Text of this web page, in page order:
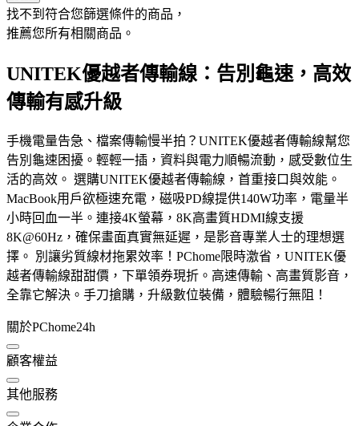
找不到符合您篩選條件的商品，
推薦您所有相關商品。
UNITEK優越者傳輸線：告別龜速，高效
傳輸有感升級
手機電量告急、檔案傳輸慢半拍？UNITEK優越者傳輸線幫您
告別龜速困擾。輕輕一插，資料與電力順暢流動，感受數位生
活的高效。 選購UNITEK優越者傳輸線，首重接口與效能。
MacBook用戶欲極速充電，磁吸PD線提供140W功率，電量半
小時回血一半。連接4K螢幕，8K高畫質HDMI線支援
8K@60Hz，確保畫面真實無延遲，是影音專業人士的理想選
擇。 別讓劣質線材拖累效率！PChome限時激省，UNITEK優
越者傳輸線甜甜價，下單領券現折。高速傳輸、高畫質影音，
全靠它解決。手刀搶購，升級數位裝備，體驗暢行無阻！
關於PChome24h
顧客權益
其他服務